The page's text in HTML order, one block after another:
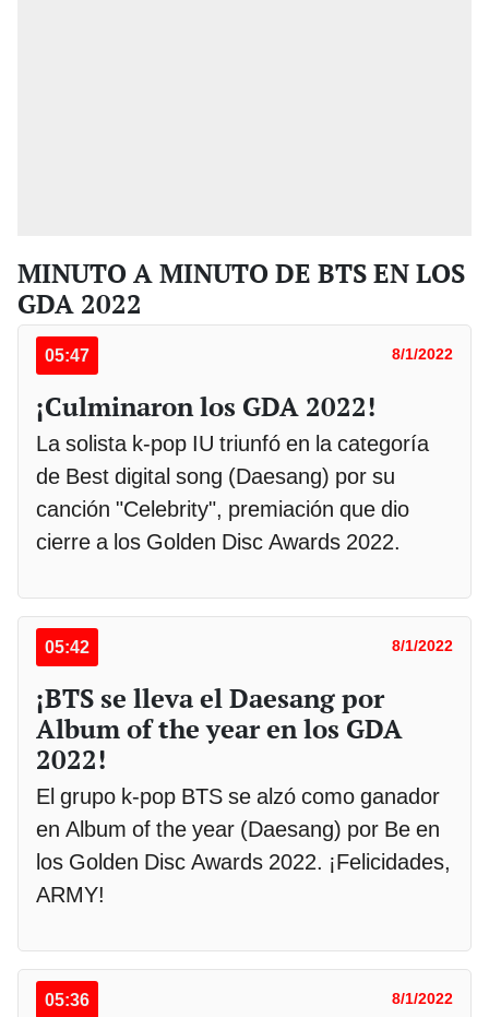
MINUTO A MINUTO DE BTS EN LOS
GDA 2022
05:47 8/1/2022
¡Culminaron los GDA 2022!
La solista k-pop IU triunfó en la categoría
de Best digital song (Daesang) por su
canción "Celebrity", premiación que dio
cierre a los Golden Disc Awards 2022.
05:42 8/1/2022
¡BTS se lleva el Daesang por
Album of the year en los GDA
2022!
El grupo k-pop BTS se alzó como ganador
en Album of the year (Daesang) por Be en
los Golden Disc Awards 2022. ¡Felicidades,
ARMY!
05:36 8/1/2022